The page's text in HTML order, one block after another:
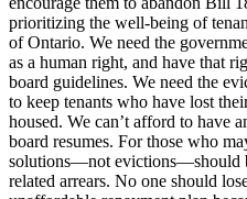
prioritizing the well-being of
of Ontario. We need the
as a human right, and have that
board guidelines. We need the
to keep tenants who have lost
housed. We can’t afford to have
board resumes. For those who
solutions—not evictions—should
related arrears. No one should